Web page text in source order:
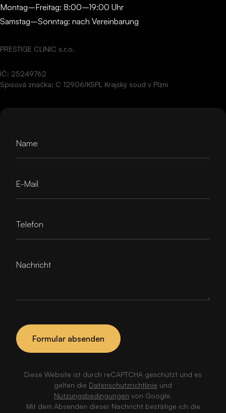
Montag–Freitag: 8:00–19:00 Uhr
Samstag–Sonntag: nach Vereinbarung
PRESTIGE CLINIC s.r.o.
IČ: 25249762
Spisová značka: C 12906/KSPL Krajský soud v Plzni
Name
E-Mail
Telefon
Nachricht
Formular absenden
Diese Website ist durch reCAPTCHA geschützt und es
gelten die Datenschutzrichtlinie und
Nutzungsbedingungen von Google.
Mit dem Absenden dieser Nachricht bestätige ich die